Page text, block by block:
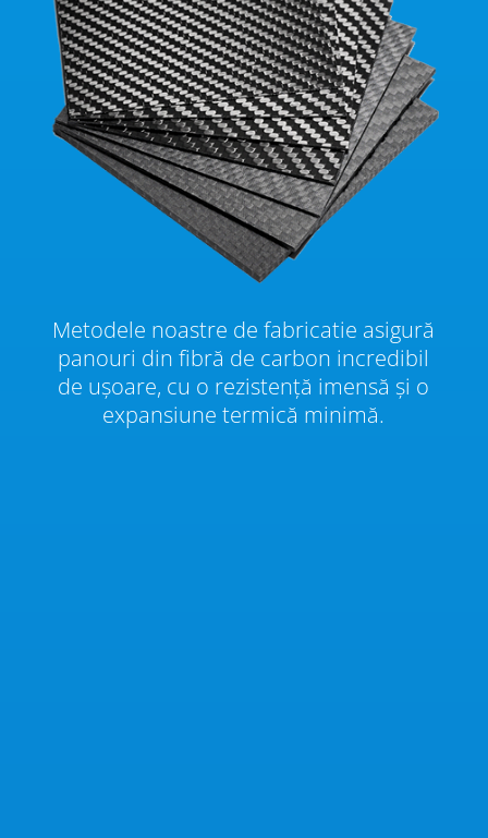
Metodele noastre de fabricatie asigură
panouri din fibră de carbon incredibil
de ușoare, cu o rezistență imensă și o
expansiune termică minimă.